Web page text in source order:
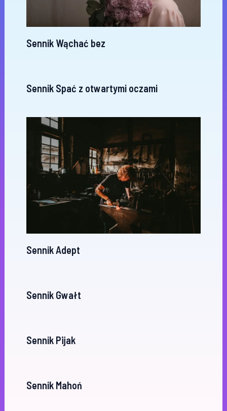
Sennik Wąchać bez
Sennik Spać z otwartymi oczami
Sennik Adept
Sennik Gwałt
Sennik Pijak
Sennik Mahoń